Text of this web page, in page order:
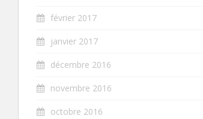
février 2017
janvier 2017
décembre 2016
novembre 2016
octobre 2016